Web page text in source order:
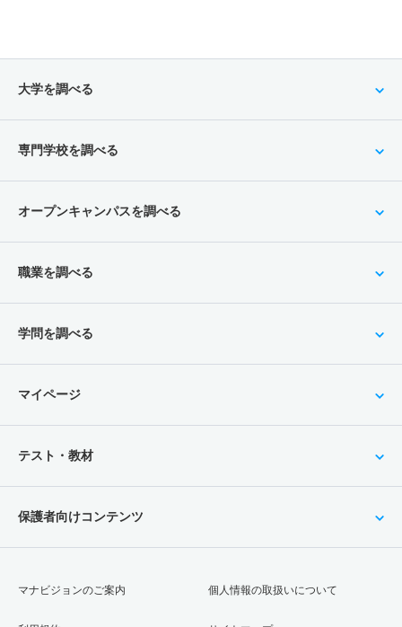
大学を調べる
専門学校を調べる
オープンキャンパスを調べる
職業を調べる
学問を調べる
マイページ
テスト・教材
保護者向けコンテンツ
マナビジョンのご案内 個人情報の取扱いについて